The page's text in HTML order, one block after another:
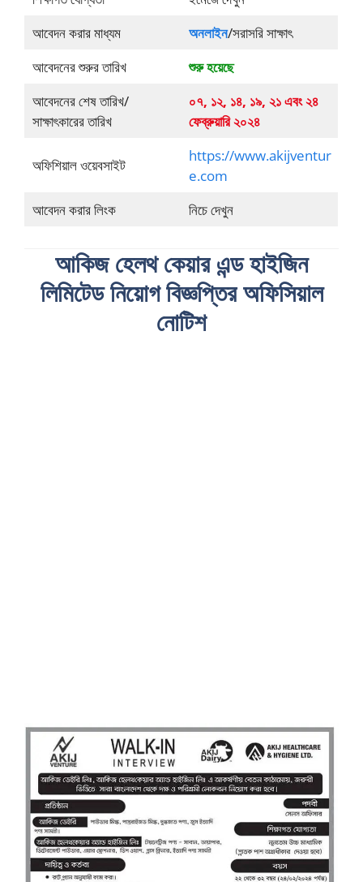
আবেদন করার মাধ্যম
অনলাইন/সরাসরি সাক্ষাৎ
আবেদনের শুরুর তারিখ
শুরু হয়েছে
আবেদনের শেষ তারিখ/
সাক্ষাৎকারের তারিখ
০৭, ১২, ১৪, ১৯, ২১ এবং ২৪
ফেব্রুয়ারি ২০২৪
অফিশিয়াল ওয়েবসাইট
https://www.akijventur
e.com
আবেদন করার লিংক
নিচে দেখুন
আকিজ হেলথ কেয়ার এন্ড হাইজিন
লিমিটেড নিয়োগ বিজ্ঞপ্তির অফিসিয়াল
নোটিশ